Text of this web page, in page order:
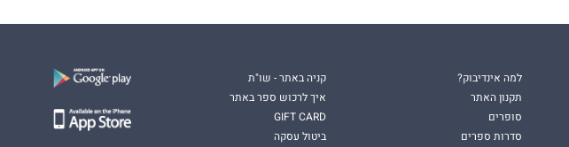
למה אינדיבוק?
תקנון האתר
סופרים
סדרות ספרים
קניה באתר - שו"ת
איך לרכוש ספר באתר
GIFT CARD
ביטול עסקה